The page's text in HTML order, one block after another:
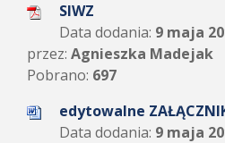
SIWZ
Data dodania: 9 maja
przez: Agnieszka Madejak
Pobrano: 697
edytowalne
Data dodania: 9 maja